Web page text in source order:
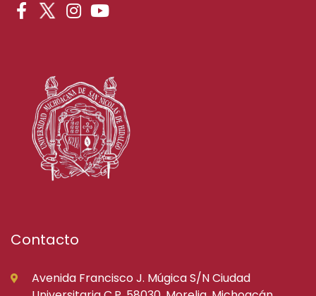
Contacto
Avenida Francisco J. Múgica S/N Ciudad